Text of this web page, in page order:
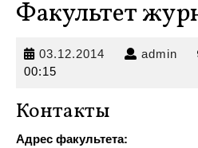
Факультет
03.12.2014 03.12.2014
admin
00:15
Контакты
Адрес факультета: